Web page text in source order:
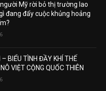
Mỹ rời bỏ thị trường lao
đang đẩy cuộc khủng hoảng
BIỂU TÌNH ĐẦY KHÍ THẾ
VIỆT CỘNG QUỐC THIÊN